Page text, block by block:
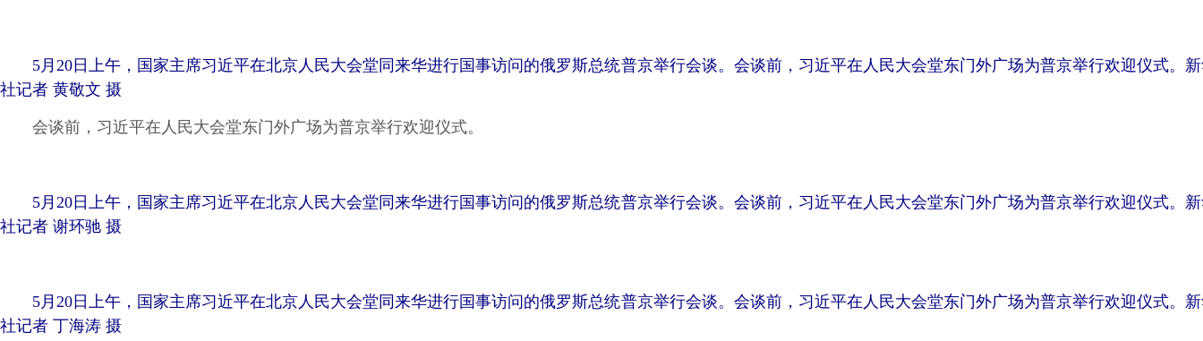
5月20日上午，国家主席习近平在北京人民大会堂同来华进行国事访问的俄罗斯总统普京举行会谈。会谈前，习近平在人民大会堂东门外广场为普京举行欢迎仪式。
社记者 黄敬文 摄
会谈前，习近平在人民大会堂东门外广场为普京举行欢迎仪式。
5月20日上午，国家主席习近平在北京人民大会堂同来华进行国事访问的俄罗斯总统普京举行会谈。会谈前，习近平在人民大会堂东门外广场为普京举行欢迎仪式。
社记者 谢环驰 摄
5月20日上午，国家主席习近平在北京人民大会堂同来华进行国事访问的俄罗斯总统普京举行会谈。会谈前，习近平在人民大会堂东门外广场为普京举行欢迎仪式。
社记者 丁海涛 摄